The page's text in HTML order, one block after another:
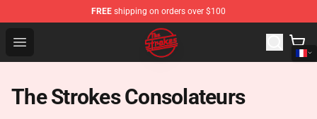
FREE shipping on orders over $100
Open menu
The Strokes Shop - Official The Strokes Merchandise
The Strokes Consolateurs